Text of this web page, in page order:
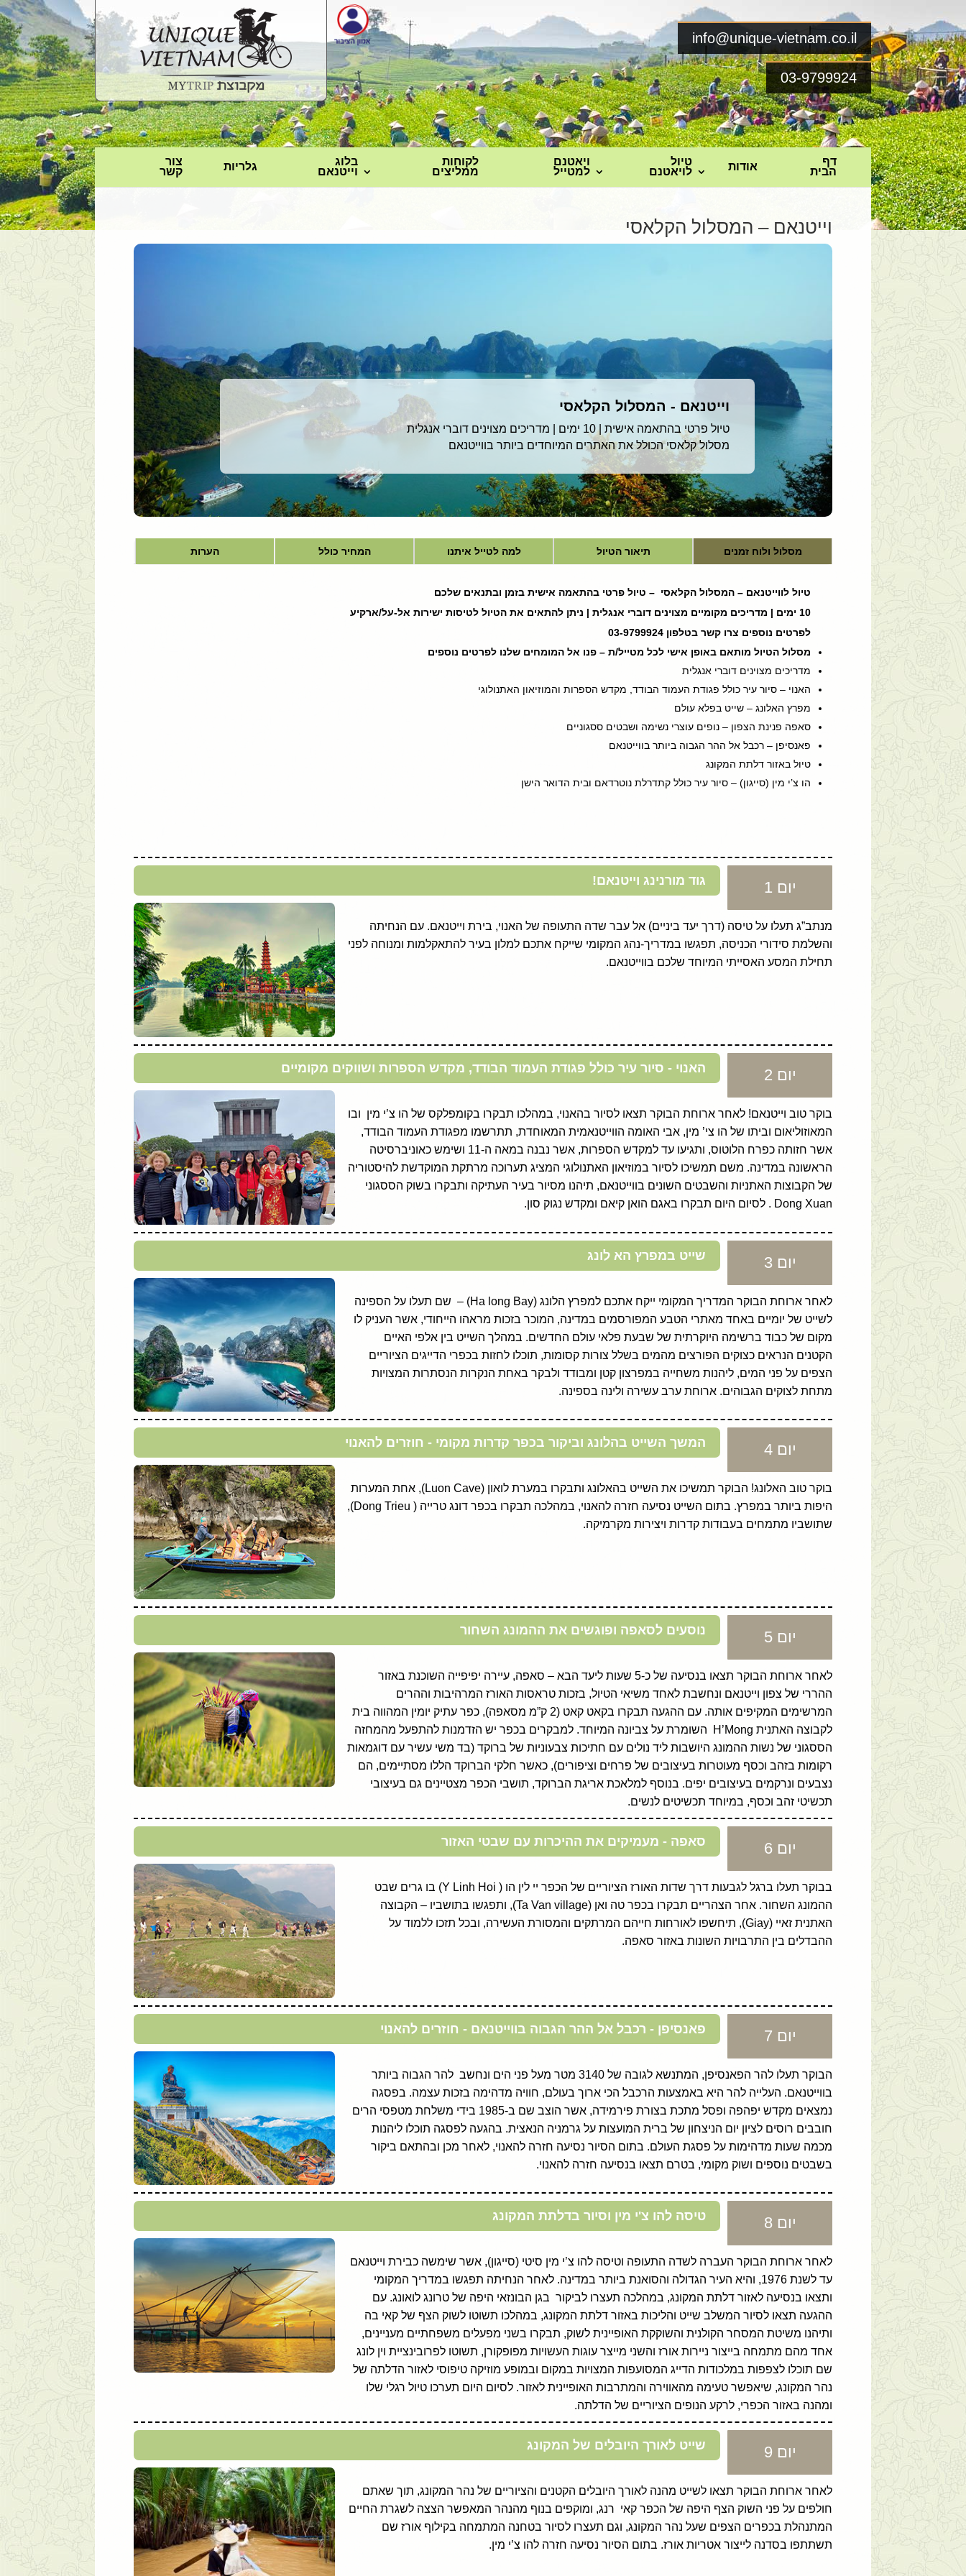
info@unique-vietnam.co.il
03-9799924
דף
הבית
אודות
טיול
לויאטנם
ויאטנם
למטייל
לקוחות
ממליצים
בלוג
וייטנאם
גלריות
צור
קשר
וייטנאם – המסלול הקלאסי
וייטנאם - המסלול הקלאסי
טיול פרטי בהתאמה אישית | 10 ימים | מדריכים מצוינים דוברי אנגלית
מסלול קלאסי הכולל את האתרים המיוחדים ביותר בווייטנאם
מסלול ולוח זמנים תיאור הטיול למה לטייל איתנו המחיר כולל הערות
טיול לווייטנאם – המסלול הקלאסי – טיול פרטי בהתאמה אישית בזמן ובתנאים שלכם
10 ימים | מדריכים מקומיים מצוינים דוברי אנגלית | ניתן להתאים את הטיול לטיסות ישירות אל-על/ארקיע
לפרטים נוספים צרו קשר בטלפון 03-9799924
מסלול הטיול מותאם באופן אישי לכל מטייל/ת – פנו אל המומחים שלנו לפרטים נוספים
מדריכים מצוינים דוברי אנגלית
האנוי – סיור עיר כולל פגודת העמוד הבודד, מקדש הספרות והמוזיאון האתנולוגי
מפרץ האלונג – שייט בפלא עולם
סאפה פנינת הצפון – נופים עוצרי נשימה ושבטים ססגוניים
פאנסיפן – רכבל אל ההר הגבוה ביותר בווייטנאם
טיול באזור דלתת המקונג
הו צ’י מין (סייגון) – סיור עיר כולל קתדרלת נוטרדאם ובית הדואר הישן
גוד מורנינג וייטנאם! יום 1
מנתב”ג תעלו על טיסה (דרך יעד ביניים) אל עבר שדה התעופה של האנוי, בירת וייטנאם. עם הנחיתה
והשלמת סידורי הכניסה, תפגשו במדריך-נהג המקומי שייקח אתכם למלון בעיר להתאקלמות ומנוחה לפני
תחילת המסע האסייתי המיוחד שלכם בווייטנאם.
האנוי - סיור עיר כולל פגודת העמוד הבודד, מקדש הספרות ושווקים מקומיים יום 2
בוקר טוב וייטנאם! לאחר ארוחת הבוקר תצאו לסיור בהאנוי, במהלכו תבקרו בקומפלקס של הו צ’י מין ובו
המאוזוליאום וביתו של הו צי’ מין, אבי האומה הווייטנאמית המאוחדת, תתרשמו מפגודת העמוד הבודד,
אשר חזותה כפרח הלוטוס, ותגיעו עד למקדש הספרות, אשר נבנה במאה ה-11 ושימש כאוניברסיטה
הראשונה במדינה. משם תמשיכו לסיור במוזיאון האתנולוגי המציג תערוכה מרתקת המוקדשת להיסטוריה
של הקבוצות האתניות והשבטים השונים בווייטנאם, תיהנו מסיור בעיר העתיקה ותבקרו בשוק הססגוני
Dong Xuan . לסיום היום תבקרו באגם הואן קיאם ומקדש נגוק סון.
שייט במפרץ הא לונג יום 3
לאחר ארוחת הבוקר המדריך המקומי ייקח אתכם למפרץ הלונג (Ha long Bay) – שם תעלו על הספינה
לשייט של יומיים באחד מאתרי הטבע המפורסמים במדינה, המוכר בזכות מראהו הייחודי, אשר העניק לו
מקום של כבוד ברשימה היוקרתית של שבעת פלאי עולם החדשים. במהלך השייט בין אלפי האיים
הקטנים הנראים כצוקים הפורצים מהמים בשלל צורות קסומות, תוכלו לחזות בכפרי הדייגים הציוריים
הצפים על פני המים, ליהנות משחייה במפרצון קטן ומבודד ולבקר באחת הנקרות הנסתרות המצויות
מתחת לצוקים הגבוהים. ארוחת ערב עשירה ולינה בספינה.
המשך השייט בהלונג וביקור בכפר קדרות מקומי - חוזרים להאנוי יום 4
בוקר טוב האלונג! הבוקר תמשיכו את השייט בהאלונג ותבקרו במערת לואון (Luon Cave), אחת המערות
היפות ביותר במפרץ. בתום השייט נסיעה חזרה להאנוי, במהלכה תבקרו בכפר דונג טרייה ( Dong Trieu),
שתושביו מתמחים בעבודות קדרות ויצירות מקרמיקה.
נוסעים לסאפה ופוגשים את ההמונג השחור יום 5
לאחר ארוחת הבוקר תצאו בנסיעה של כ-5 שעות ליעד הבא – סאפה, עיירה יפיפייה השוכנת באזור
ההררי של צפון וייטנאם ונחשבת לאחד משיאי הטיול, בזכות טראסות האורז המרהיבות וההרים
המרשימים המקיפים אותה. עם ההגעה תבקרו בקאט קאט (2 ק”מ מסאפה), כפר עתיק יומין המהווה בית
לקבוצה האתנית H’Mong השומרת על צביונה המיוחד. למבקרים בכפר יש הזדמנות להתפעל מהמחזה
הססגוני של נשות ההמונג היושבות ליד נולים עם חתיכות צבעוניות של ברוקד (בד משי עשיר עם דוגמאות
רקומות בזהב וכסף מעוטרות בעיצובים של פרחים וציפורים), כאשר חלקי הברוקד הללו מסתיימים, הם
נצבעים ונרקמים בעיצובים יפים. בנוסף למלאכת אריגת הברוקד, תושבי הכפר מצטיינים גם בעיצובי
תכשיטי זהב וכסף, במיוחד תכשיטים לנשים.
סאפה - מעמיקים את ההיכרות עם שבטי האזור יום 6
בבוקר תעלו ברגל לגבעות דרך שדות האורז הציוריים של הכפר יי לין הו ( Y Linh Hoi) בו גרים שבט
ההמונג השחור. אחר הצהריים תבקרו בכפר טה ואן (Ta Van village), ותפגשו בתושביו – הקבוצה
האתנית זאיי (Giay), תיחשפו לאורחות חייהם המרתקים והמסורת העשירה, ובכל תזכו ללמוד על
ההבדלים בין התרבויות השונות באזור סאפה.
פאנסיפן - רכבל אל ההר הגבוה בווייטנאם - חוזרים להאנוי יום 7
הבוקר תעלו להר הפאנסיפן, המתנשא לגובה של 3140 מטר מעל פני הים ונחשב להר הגבוה ביותר
בווייטנאם. העלייה להר היא באמצעות הרכבל הכי ארוך בעולם, חוויה מדהימה בזכות עצמה. בפסגה
נמצאים מקדש יפהפה ופסל מתכת בצורת פירמידה, אשר הוצב שם ב-1985 בידי משלחת מטפסי הרים
חובבים רוסים לציון יום הניצחון של ברית המועצות על גרמניה הנאצית. בהגעה לפסגה תוכלו ליהנות
מכמה שעות מדהימות על פסגת העולם. בתום הסיור נסיעה חזרה להאנוי, לאחר מכן ובהתאם ביקור
בשבטים נוספים ושוק מקומי, בטרם תצאו בנסיעה חזרה להאנוי.
טיסה להו צ'י מין וסיור בדלתת המקונג יום 8
לאחר ארוחת הבוקר העברה לשדה התעופה וטיסה להו צ’י מין סיטי (סייגון), אשר שימשה כבירת וייטנאם
עד לשנת 1976, והיא העיר הגדולה והסואנת ביותר במדינה. לאחר הנחיתה תפגשו במדריך המקומי
ותצאו בנסיעה לאזור דלתת המקונג, במהלכה תעצרו לביקור בגן הבונזאי היפה של טרונג לואונג. עם
ההגעה תצאו לסיור המשלב שייט והליכות באזור דלתת המקונג, במהלכו תשוטו לשוק הצף של קאי בה
ותיהנו משיטת המסחר הקולנית והשוקקת האופיינית לשוק, תבקרו בשני מפעלים משפחתיים מעניינים,
אחד מהם מתמחה בייצור ניירות אורז והשני מייצר עוגות העשויות מפופקורן, תשוטו לפרובינציית וין לונג
שם תוכלו לצפפות במלכודות הדייג המסועפות המצויות במקום ובמופע מוזיקה טיפוסי לאזור הדלתה של
נהר המקונג, שיאפשר טעימה מהאווירה והמתרבות האופיינית לאזור. לסיום היום תערכו טיול רגלי שלו
ומהנה באזור הכפרי, לרקע הנופים הציוריים של הדלתה.
שייט לאורך היובלים של המקונג יום 9
לאחר ארוחת הבוקר תצאו לשייט מהנה לאורך היובלים הקטנים והציוריים של נהר המקונג, תוך שאתם
חולפים על פני השוק הצף היפה של הכפר קאי רנג, ומוקפים בנוף מהנהר המאפשר הצצה לשגרת החיים
המתנהלת בכפרים הצפים שעל נהר המקונג, וגם תעצרו לסיור בטחנה המתמחה בקילוף אורז שם
תשתתפו בסדנה לייצור אטריות אורז. בתום הסיור נסיעה חזרה להו צ’י מין.